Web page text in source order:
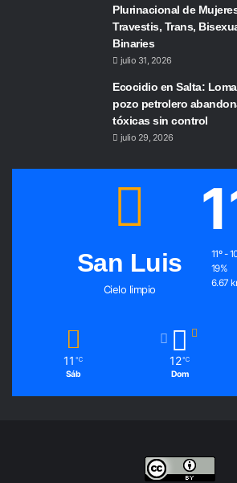
Plurinacional de
Travestis, Trans,
Binaries
julio 31, 2026
Ecocidio en Salta:
pozo petrolero
tóxicas sin control
julio 29, 2026
San Luis
Cielo limpio
11º -
19%
6.67
11 ℃
Sáb
12 ℃
Dom